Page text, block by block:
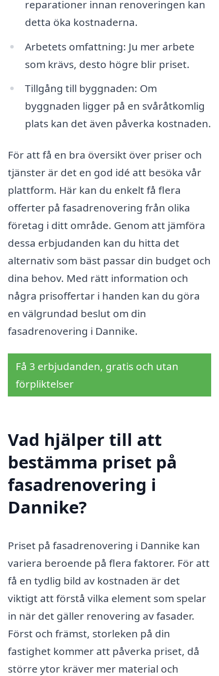
reparationer innan renoveringen kan
detta öka kostnaderna.
Arbetets omfattning: Ju mer arbete
som krävs, desto högre blir priset.
Tillgång till byggnaden: Om
byggnaden ligger på en svåråtkomlig
plats kan det även påverka kostnaden.
För att få en bra översikt över priser och
tjänster är det en god idé att besöka vår
plattform. Här kan du enkelt få flera
offerter på fasadrenovering från olika
företag i ditt område. Genom att jämföra
dessa erbjudanden kan du hitta det
alternativ som bäst passar din budget och
dina behov. Med rätt information och
några prisoffertar i handen kan du göra
en välgrundad beslut om din
fasadrenovering i Dannike.
Få 3 erbjudanden, gratis och utan
förpliktelser
Vad hjälper till att
bestämma priset på
fasadrenovering i
Dannike?
Priset på fasadrenovering i Dannike kan
variera beroende på flera faktorer. För att
få en tydlig bild av kostnaden är det
viktigt att förstå vilka element som spelar
in när det gäller renovering av fasader.
Först och främst, storleken på din
fastighet kommer att påverka priset, då
större ytor kräver mer material och